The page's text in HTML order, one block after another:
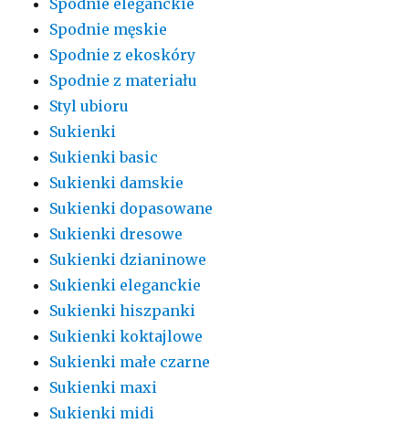
Spodnie męskie
Spodnie z ekoskóry
Spodnie z materiału
Styl ubioru
Sukienki
Sukienki basic
Sukienki damskie
Sukienki dopasowane
Sukienki dresowe
Sukienki dzianinowe
Sukienki eleganckie
Sukienki hiszpanki
Sukienki koktajlowe
Sukienki małe czarne
Sukienki maxi
Sukienki midi